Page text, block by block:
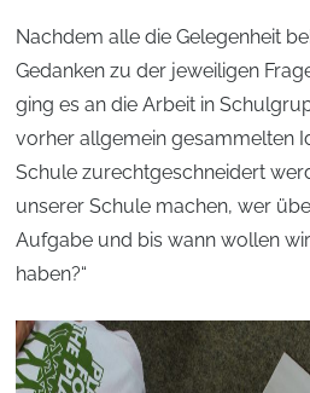
Nachdem alle die Gelegenheit
Gedanken zu der jeweiligen
ging es an die Arbeit in
vorher allgemein gesammelten
Schule zurechtgeschneidert
unserer Schule machen, wer
Aufgabe und bis wann wollen
haben?“